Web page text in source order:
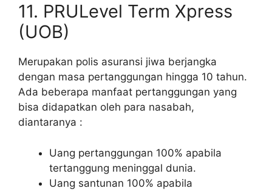
11. PRULevel Term Xpress
(UOB)
Merupakan polis asuransi jiwa berjangka
dengan masa pertanggungan hingga 10 tahun.
Ada beberapa manfaat pertanggungan yang
bisa didapatkan oleh para nasabah,
diantaranya :
Uang pertanggungan 100% apabila
tertanggung meninggal dunia.
Uang santunan 100% apabila